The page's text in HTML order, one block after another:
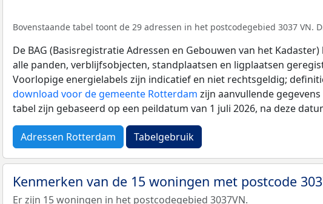
Bovenstaande tabel toont de 29 adressen in het postcodegebied 3037 VN.
De BAG (Basisregistratie Adressen en Gebouwen van het
alle panden, verblijfsobjecten, standplaatsen en ligplaatsen
Voorlopige energielabels zijn indicatief en niet rechtsgeldig;
download voor de gemeente Rotterdam zijn aanvullende
tabel zijn gebaseerd op een peildatum van 1 juli 2026, na deze
Adressen Rotterdam Tabelgebruik
Kenmerken van de 15 woningen met postcode
Er zijn 15 woningen in het postcodegebied 3037VN.